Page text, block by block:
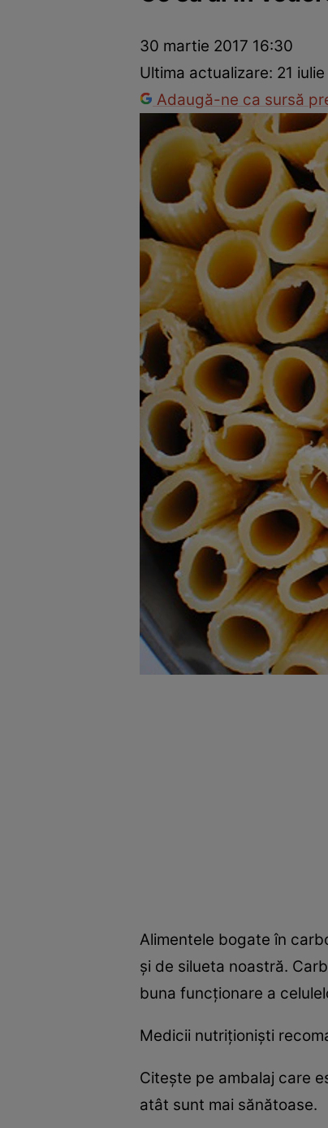
Mâncăruri rapideRețete cu
30 martie 2017 16:30
Ultima actualizare: 21
Adaugă-ne ca sursă
Alimentele bogate în
şi de silueta noastră.
buna funcţionare a
Medicii nutriţionişti
Citeşte pe ambalaj care
atât sunt mai sănătoase.